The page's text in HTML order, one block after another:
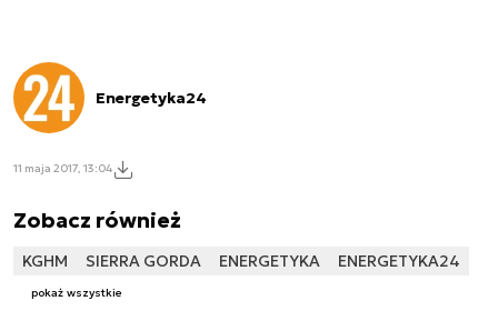
Energetyka24
11 maja 2017, 13:04
Zobacz również
KGHM SIERRA GORDA ENERGETYKA ENERGETYKA24
pokaż wszystkie